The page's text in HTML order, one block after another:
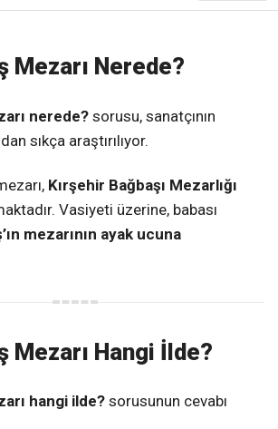
Mezarı Nerede?
nerede? sorusu, sanatçının
sıkça araştırılıyor.
Kırşehir Bağbaşı Mezarlığı
Vasiyeti üzerine, babası
mezarının ayak ucuna
Mezarı Hangi İlde?
hangi ilde? sorusunun cevabı